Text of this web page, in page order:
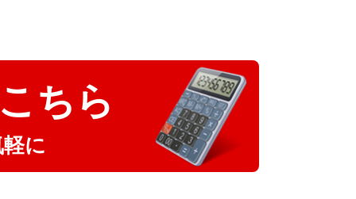
ちら
に